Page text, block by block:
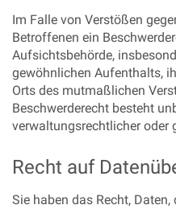
Im Falle von Verstößen
Betroffenen ein
Aufsichtsbehörde,
gewöhnlichen Aufenthalts,
Orts des mutmaßlichen
Beschwerderecht besteht
verwaltungsrechtlicher oder
Recht auf
Sie haben das Recht,